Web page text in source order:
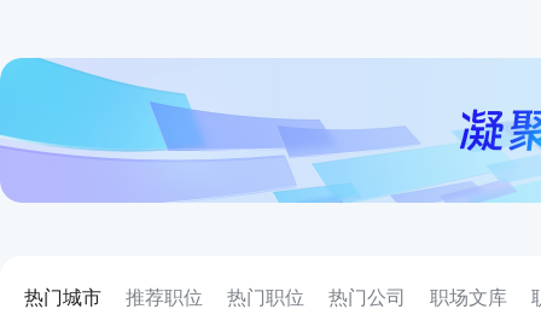
热门城市 推荐职位 热门职位 热门公司 职场文库